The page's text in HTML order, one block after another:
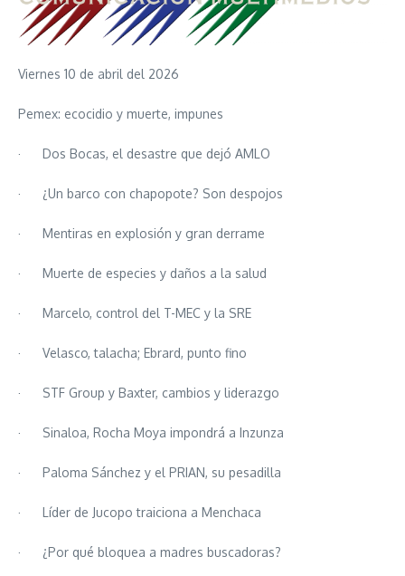
Viernes 10 de abril del 2026
Pemex: ecocidio y muerte, impunes
· Dos Bocas, el desastre que dejó AMLO
· ¿Un barco con chapopote? Son despojos
· Mentiras en explosión y gran derrame
· Muerte de especies y daños a la salud
· Marcelo, control del T-MEC y la SRE
· Velasco, talacha; Ebrard, punto fino
· STF Group y Baxter, cambios y liderazgo
· Sinaloa, Rocha Moya impondrá a Inzunza
· Paloma Sánchez y el PRIAN, su pesadilla
· Líder de Jucopo traiciona a Menchaca
· ¿Por qué bloquea a madres buscadoras?